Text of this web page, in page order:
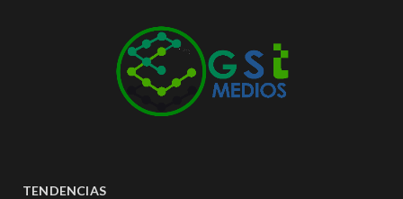
TENDENCIAS